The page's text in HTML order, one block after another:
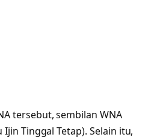
tersebut, sembilan WNA
Ijin Tinggal Tetap). Selain itu,